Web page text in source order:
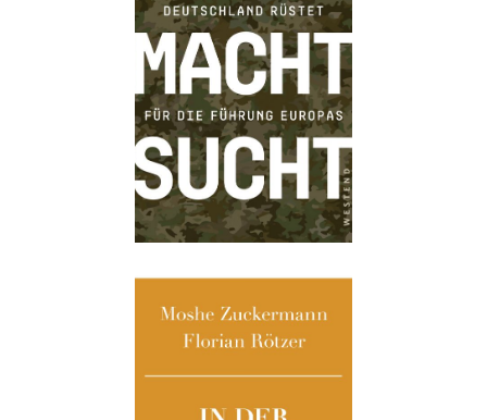
Details
Buch: 18,00 €
eBook: 14,99 €